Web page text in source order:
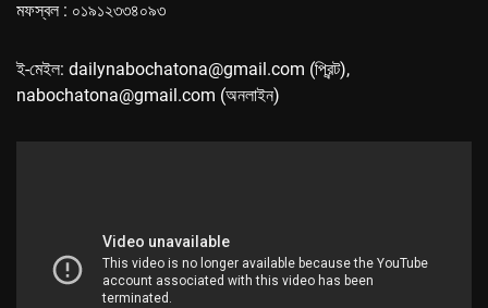
মফস্বল : ০১৯১২৩৩৪০৯৩
ই-মেইল: dailynabochatona@gmail.com (প্রিন্ট),
nabochatona@gmail.com (অনলাইন)